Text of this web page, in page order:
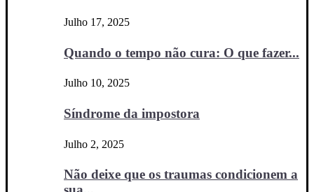
Julho 17, 2025
Quando o tempo não cura: O que fazer...
Julho 10, 2025
Síndrome da impostora
Julho 2, 2025
Não deixe que os traumas condicionem a